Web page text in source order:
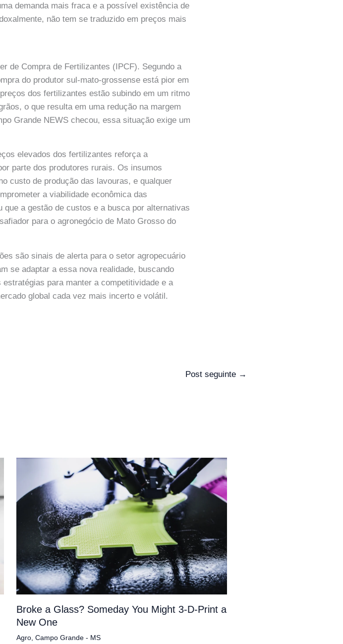
demanda mais fraca e a possível existência de
não tem se traduzido em preços mais
de Compra de Fertilizantes (IPCF). Segundo a
do produtor sul-mato-grossense está pior em
dos fertilizantes estão subindo em um ritmo
o que resulta em uma redução na margem
Grande NEWS checou, essa situação exige um
elevados dos fertilizantes reforça a
parte dos produtores rurais. Os insumos
custo de produção das lavouras, e qualquer
a viabilidade econômica das
que a gestão de custos e a busca por alternativas
para o agronegócio de Mato Grosso do
são sinais de alerta para o setor agropecuário
se adaptar a essa nova realidade, buscando
para manter a competitividade e a
global cada vez mais incerto e volátil.
Post seguinte →
Broke a Glass? Someday You Might 3-D-Print a
New One
Agro, Campo Grande - MS